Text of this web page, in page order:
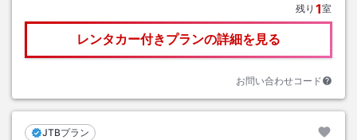
残り 1室
レンタカー付きプランの詳細を見る
お問い合わせコード
JTBプラン